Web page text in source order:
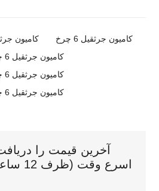
کامیون
کامیون جرثقیل 6 چرخ
کامیون جرثقیل 6 چرخ
کامیون جرثقیل 6 چرخ
کامیون جرثقیل 6 چرخ
آخرین قیمت را
اسرع